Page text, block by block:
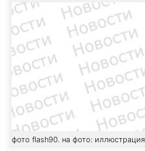
фото flash90. на фото: иллюстрация